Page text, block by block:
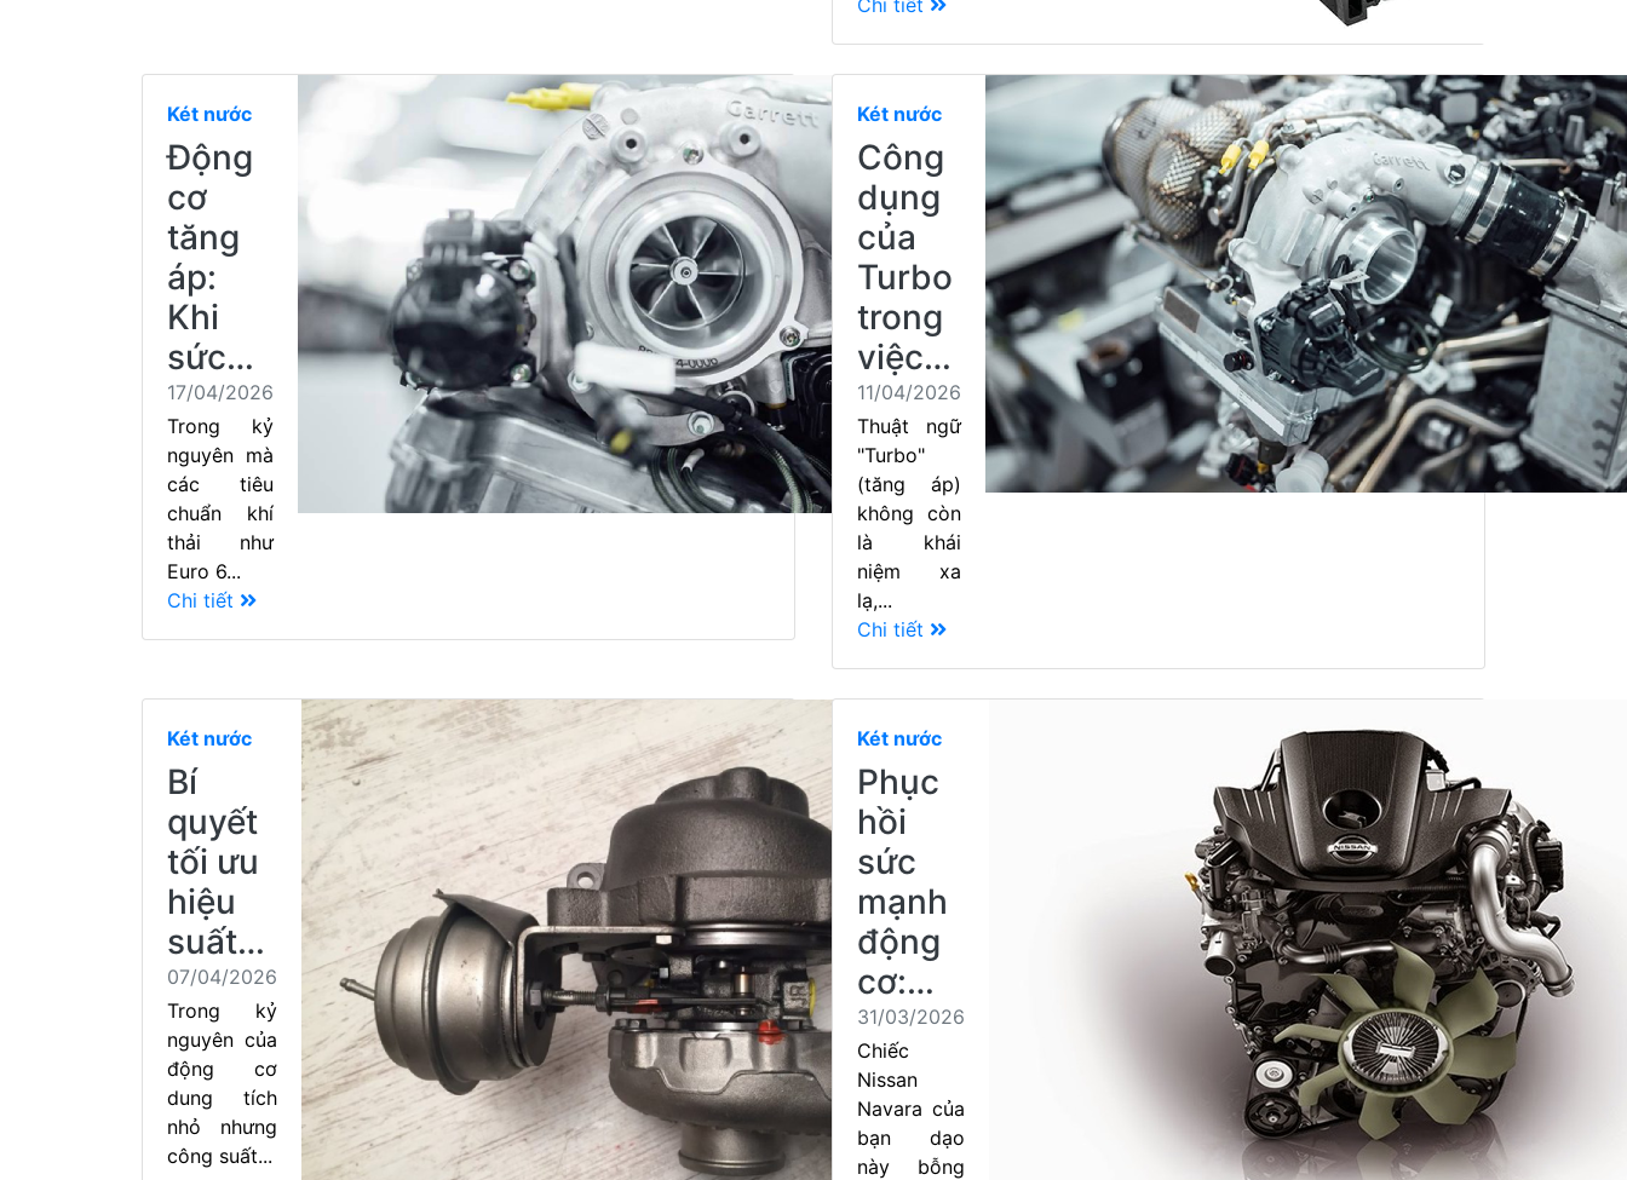
Két nước
Động
cơ
tăng
áp:
Khi
sức…
17/04/2026
Trong kỷ
nguyên mà
các tiêu
chuẩn khí
thải như
Euro 6...
Chi tiết
Két nước
Công
dụng
của
Turbo
trong
việc…
11/04/2026
Thuật ngữ
"Turbo"
(tăng áp)
không còn
là khái
niệm xa
lạ,...
Chi tiết
Két nước
Bí
quyết
tối ưu
hiệu
suất…
07/04/2026
Trong kỷ
nguyên của
động cơ
dung tích
nhỏ nhưng
công suất...
Két nước
Phục
hồi
sức
mạnh
động
cơ:…
31/03/2026
Chiếc
Nissan
Navara của
bạn dạo
này bỗng